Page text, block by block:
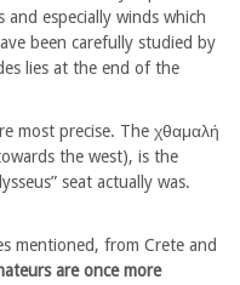
especially winds which
been carefully studied by
lies at the end of the
most precise. The χθαμαλή
the west), is the
seat actually was.
mentioned, from Crete and
are once more